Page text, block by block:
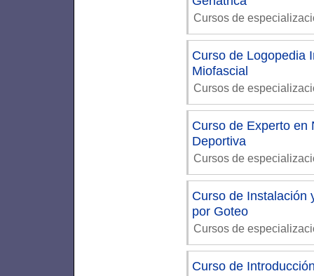
Cursos de
Curso de Logopedia
Miofascial
Cursos de
Curso de Experto en
Deportiva
Cursos de
Curso de Instalación
por Goteo
Cursos de
Curso de